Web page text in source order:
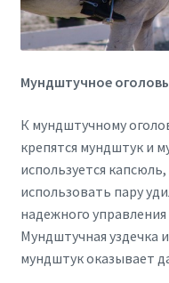
Мундштучное
К мундштучному
крепятся мундштук и
используется
использовать пару
надежного
Мундштучная уздечка
мундштук оказывает